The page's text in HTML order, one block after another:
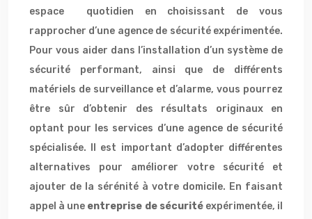
espace quotidien en choisissant de vous
rapprocher d’une agence de sécurité expérimentée.
Pour vous aider dans l’installation d’un système de
sécurité performant, ainsi que de différents
matériels de surveillance et d’alarme, vous pourrez
être sûr d’obtenir des résultats originaux en
optant pour les services d’une agence de sécurité
spécialisée. Il est important d’adopter différentes
alternatives pour améliorer votre sécurité et
ajouter de la sérénité à votre domicile. En faisant
appel à une entreprise de sécuritéexpérimentée, il